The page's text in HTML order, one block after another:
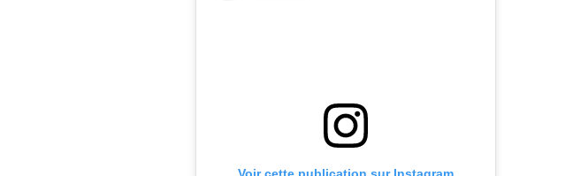
Voir cette publication sur Instagram